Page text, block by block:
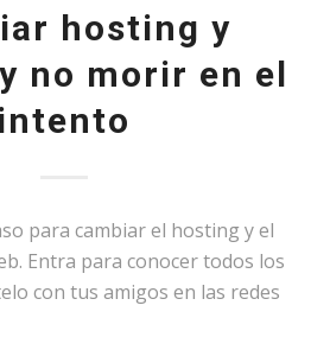
hosting y
no morir en el
intento
para cambiar el hosting y el
Entra para conocer todos los
con tus amigos en las redes